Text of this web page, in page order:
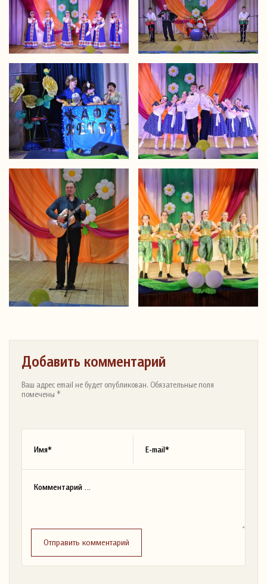
Добавить комментарий
Ваш адрес email не будет опубликован. Обязательные поля
помечены *
Отправить комментарий